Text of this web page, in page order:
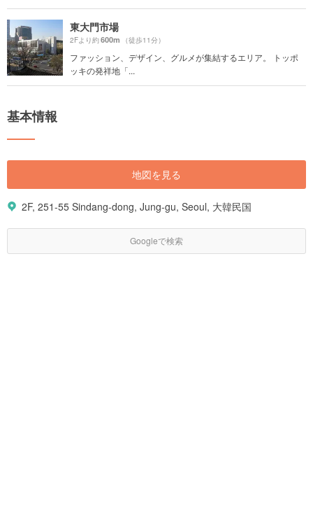
東大門市場
2Fより約600m （徒歩11分）
ファッション、デザイン、グルメが集結するエリア。 トッポ
ッキの発祥地「...
基本情報
地図を見る
2F, 251-55 Sindang-dong, Jung-gu, Seoul, 大韓民国
Googleで検索